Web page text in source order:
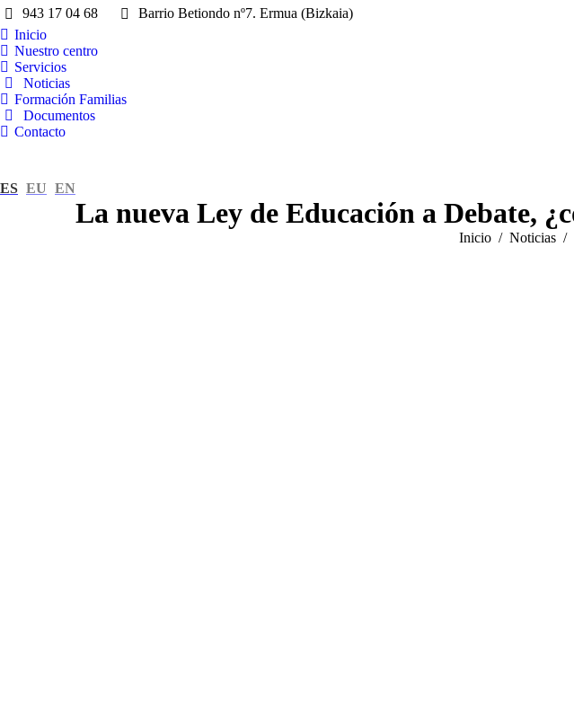
943 17 04 68 Barrio Betiondo nº7. Ermua (Bizkaia)
Inicio
Nuestro centro
Servicios
Noticias
Formación Familias
Documentos
Contacto
ES EU EN
La nueva Ley de Educación a Debate,
Estás aquí:
Inicio Noticias